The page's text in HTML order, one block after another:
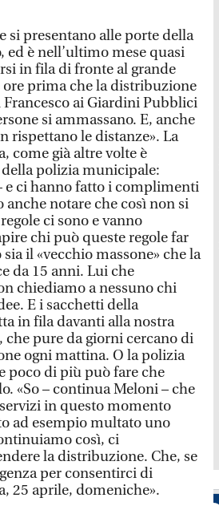
si presentano alle porte della
ed è nell’ultimo mese quasi
in fila di fronte al grande
prima che la distribuzione
ai Giardini Pubblici
si ammassano. E, anche
rispettano le distanze». La
come già altre volte è
polizia municipale:
e ci hanno fatto i complimenti
notare che così non si
ci sono e vanno
chi può queste regole far
il «vecchio massone» che la
da 15 anni. Lui che
chiediamo a nessuno chi
E i sacchetti della
in fila davanti alla nostra
pure da giorni cercano di
ogni mattina. O la polizia
poco di più può fare che
«So – continua Meloni – che
in questo momento
ad esempio multato uno
così, ci
la distribuzione. Che, se
per consentirci di
25 aprile, domeniche».